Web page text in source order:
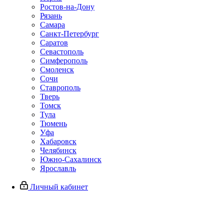
Ростов-на-Дону
Рязань
Самара
Санкт-Петербург
Саратов
Севастополь
Симферополь
Смоленск
Сочи
Ставрополь
Тверь
Томск
Тула
Тюмень
Уфа
Хабаровск
Челябинск
Южно-Сахалинск
Ярославль
Личный кабинет